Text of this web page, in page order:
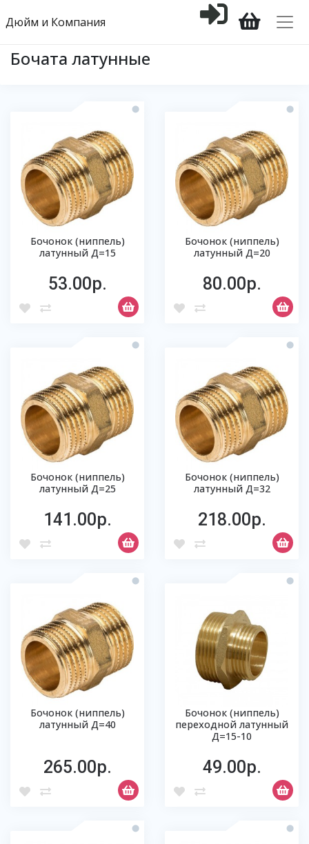
Дюйм и Компания
Бочата латунные
Бочонок (ниппель)
латунный Д=15
53.00р.
Бочонок (ниппель)
латунный Д=20
80.00р.
Бочонок (ниппель)
латунный Д=25
141.00р.
Бочонок (ниппель)
латунный Д=32
218.00р.
Бочонок (ниппель)
латунный Д=40
265.00р.
Бочонок (ниппель)
переходной латунный
Д=15-10
49.00р.